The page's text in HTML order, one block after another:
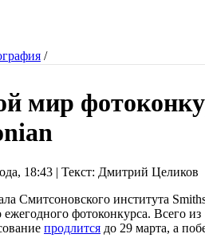
/
мир
18:43 | Текст: Дмитрий Целиков
Смитсоновского института
ежегодного фотоконкурса. Всего
продлится до 29 марта, а